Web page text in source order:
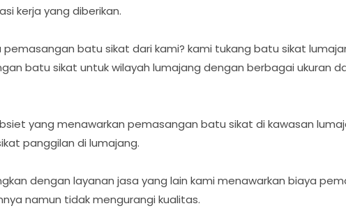
kerja yang diberikan.
batu sikat dari kami? kami tukang batu sikat
batu sikat untuk wilayah lumajang dengan berbagai ukuran
yang menawarkan pemasangan batu sikat di kawasan
panggilan di lumajang.
dengan layanan jasa yang lain kami menawarkan biaya
namun tidak mengurangi kualitas.